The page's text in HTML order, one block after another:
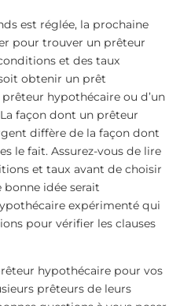
est réglée, la prochaine
pour trouver un prêteur
et des taux
obtenir un prêt
hypothécaire ou d’un
façon dont un prêteur
diffère de la façon dont
le fait. Assurez-vous de lire
et taux avant de choisir
bonne idée serait
expérimenté qui
pour vérifier les clauses
hypothécaire pour vos
prêteurs de leurs